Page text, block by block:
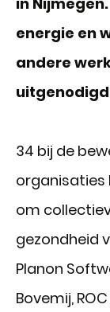
energie en
andere
34 bij de
organisaties
om
gezondheid
Planon
Bovemij,